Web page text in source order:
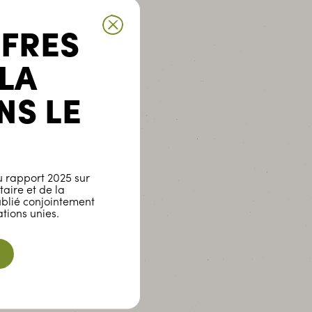
LE
rapport 2025 sur
et de la
conjointement
unies.